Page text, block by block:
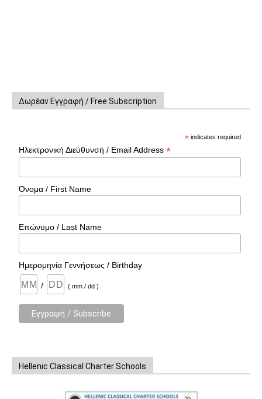
Δωρέαν Εγγραφή / Free Subscription
* indicates required
Ηλεκτρονική Διεύθυνσή / Email Address*
Όνομα / First Name
Επώνυμο / Last Name
Ημερομηνία Γεννήσεως / Birthday
/ ( mm / dd )
Hellenic Classical Charter Schools